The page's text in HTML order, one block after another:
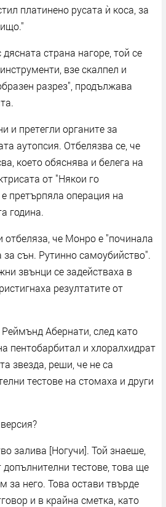
платинено русата ѝ коса, за
страна нагоре, той се
взе скалпел и
разрез", продължава
и претегли органите за
аутопсия. Отбелязва се, че
което обяснява и белега на
от "Някои го
претърпяла операция на
година.
отбеляза, че Монро е "починала
за сън. Рутинно самоубийство".
звънци се задействаха в
резултатите от
Реймънд Абернати, след като
пентобарбитал и хлоралхидрат
звезда, реши, че не са
тестове на стомаха и други
залива [Ногучи]. Той знаеше,
допълнителни тестове, това ще
за него. Това остави твърде
и в крайна сметка, като